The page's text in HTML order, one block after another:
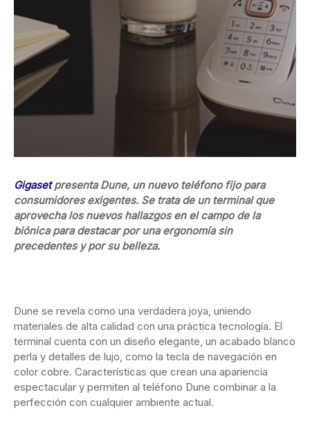
Gigasetpresenta Dune, un nuevo teléfono fijo para
consumidores exigentes. Se trata de un terminal que
aprovecha los nuevos hallazgos en el campo de la
biónica para destacar por una ergonomía sin
precedentes y por su belleza.
Dune se revela como una verdadera joya, uniendo
materiales de alta calidad con una práctica tecnología. El
terminal cuenta con un diseño elegante, un acabado blanco
perla y detalles de lujo, como la tecla de navegación en
color cobre. Características que crean una apariencia
espectacular y permiten al teléfono Dune combinar a la
perfección con cualquier ambiente actual.